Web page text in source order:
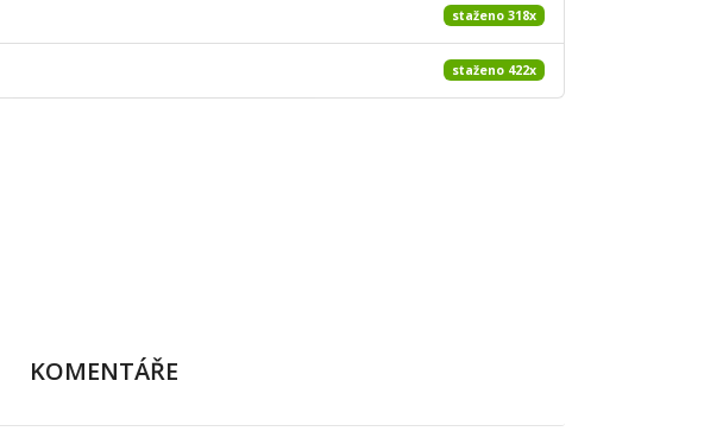
staženo 318x
staženo 422x
KOMENTÁŘE